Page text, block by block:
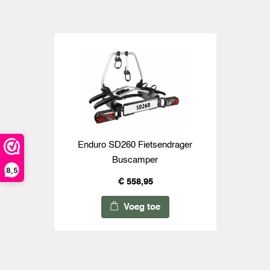
8,5
Enduro SD260 Fietsendrager
Buscamper
€ 558,95
Voeg toe